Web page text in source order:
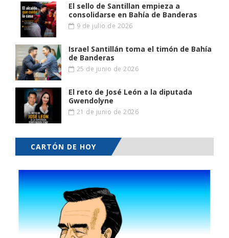
El sello de Santillan empieza a
consolidarse en Bahía de Banderas
9 de julio de 2026
Israel Santillán toma el timón de Bahía
de Banderas
25 de junio de 2026
El reto de José León a la diputada
Gwendolyne
21 de junio de 2026
CARTÓN DE HOY